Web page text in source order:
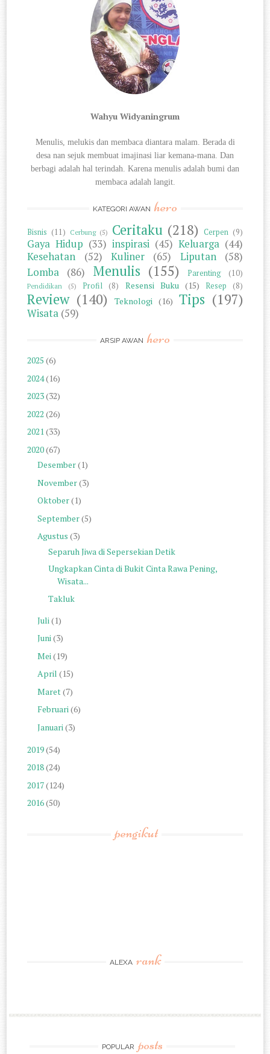
Wahyu Widyaningrum
Menulis, melukis dan membaca diantara malam. Berada di
desa nan sejuk membuat imajinasi liar kemana-mana. Dan
berbagi adalah hal terindah. Karena menulis adalah bumi dan
membaca adalah langit.
KATEGORI AWAN hero
Bisnis (11) Cerbung (5) Ceritaku (218) Cerpen (9)
Gaya Hidup (33) inspirasi (45) Keluarga (44)
Kesehatan
(52) Kuliner (65) Liputan
(58)
Lomba
(86) Menulis (155) Parenting (10)
Pendidikan (5) Profil (8) Resensi Buku (15) Resep (8)
Review (140) Teknologi (16) Tips (197)
Wisata (59)
ARSIP AWAN hero
2025 (6)
2024(16)
2023(32)
2022 (26)
2021(33)
2020(67)
Desember(1)
November(3)
Oktober(1)
September(5)
Agustus (3)
Separuh Jiwa di Sepersekian Detik
Ungkapkan Cinta di Bukit Cinta Rawa Pening,
Wisata...
Takluk
Juli (1)
Juni(3)
Mei (19)
April (15)
Maret (7)
Februari(6)
Januari (3)
2019(54)
2018(24)
2017(124)
2016(50)
pengikut
ALEXA rank
POPULAR posts